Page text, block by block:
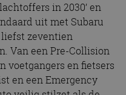
in 2030’ en
uit met Subaru
liefst zeventien
Van een Pre-Collision
voetgangers en fietsers
en een Emergency